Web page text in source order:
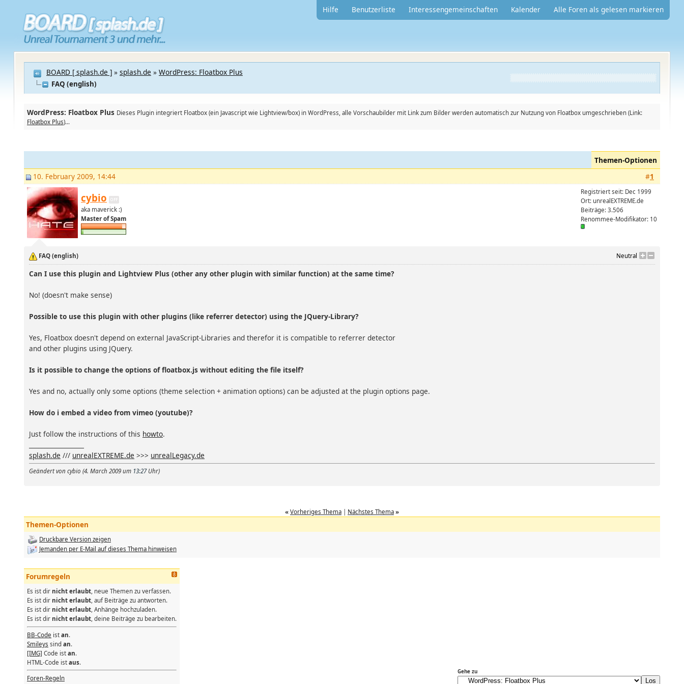
Hilfe Benutzerliste Interessengemeinschaften Kalender Alle Foren als gelesen markieren
BOARD [ splash.de ] » splash.de » WordPress: Floatbox Plus
FAQ (english)
WordPress: Floatbox Plus Dieses Plugin integriert Floatbox (ein Javascript wie Lightview/box) in WordPress, alle Vorschaubilder mit Link zum Bilder werden automatisch zur Nutzung von Floatbox umgeschrieben (Link:
Floatbox Plus)...
Themen-Optionen
#1
10. February 2009, 14:44
cybio
aka maverick :)
Master of Spam
Registriert seit: Dec 1999
Ort: unrealEXTREME.de
Beiträge: 3.506
Renommee-Modifikator: 10
Neutral
FAQ (english)
Can I use this plugin and Lightview Plus (other any other plugin with similar function) at the same time?
No! (doesn't make sense)
Possible to use this plugin with other plugins (like referrer detector) using the JQuery-Library?
Yes, Floatbox doesn't depend on external JavaScript-Libraries and therefor it is compatible to referrer detector
and other plugins using JQuery.
Is it possible to change the options of floatbox.js without editing the file itself?
Yes and no, actually only some options (theme selection + animation options) can be adjusted at the plugin options page.
How do i embed a video from vimeo (youtube)?
Just follow the instructions of this howto.
splash.de /// unrealEXTREME.de >>> unrealLegacy.de
Geändert von cybio (4. March 2009 um 13:27Uhr)
« Vorheriges Thema| Nächstes Thema »
Themen-Optionen
Druckbare Version zeigen
Jemanden per E-Mail auf dieses Thema hinweisen
Forumregeln
Es ist dir nicht erlaubt, neue Themen zu verfassen.
Es ist dir nicht erlaubt, auf Beiträge zu antworten.
Es ist dir nicht erlaubt, Anhänge hochzuladen.
Es ist dir nicht erlaubt, deine Beiträge zu bearbeiten.
BB-Code ist an.
Smileys sind an.
[IMG] Code ist an.
HTML-Code ist aus.
Foren-Regeln
Gehe zu